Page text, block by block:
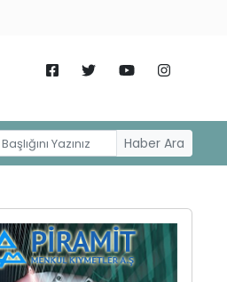
Haber Ara